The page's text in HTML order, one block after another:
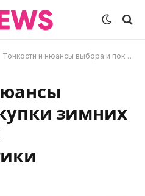
Тонкости и нюансы выбора и покупки зимних шин: виды и характеристики
зимних